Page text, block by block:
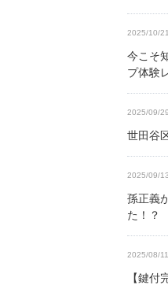
2025/10/21
今こそ
プ体験
2025/09/29
世田谷
2025/09/13
孫正義
た！？
2025/08/11
【鍵